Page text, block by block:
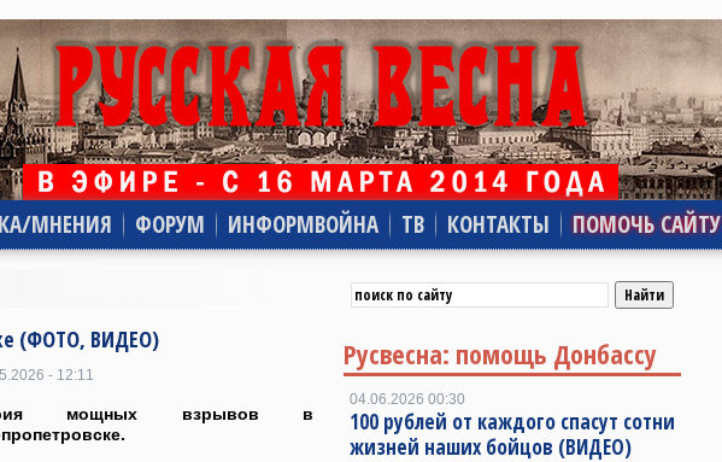
МНЕНИЯ ФОРУМ ИНФОРМВОЙНА ТВ КОНТАКТЫ ПОМОЧЬ САЙТУ
(ФОТО, ВИДЕО)
- 12:11
мощных взрывов в
Русвесна: помощь Донбассу
04.06.2026 00:30
100 рублей от каждого спасут сотни
жизней наших бойцов (ВИДЕО)